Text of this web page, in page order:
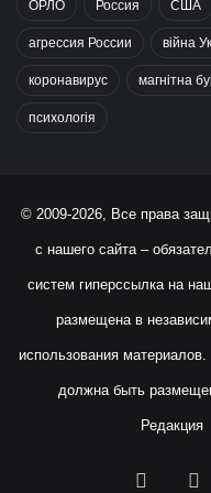
ОРЛО Россия США
агрессия России війна
коронавирус магнітна
психологія
© 2009-2026, Все права
с нашего сайта –
систем гиперссылка на
размещена в
использования
должна быть
Редакция